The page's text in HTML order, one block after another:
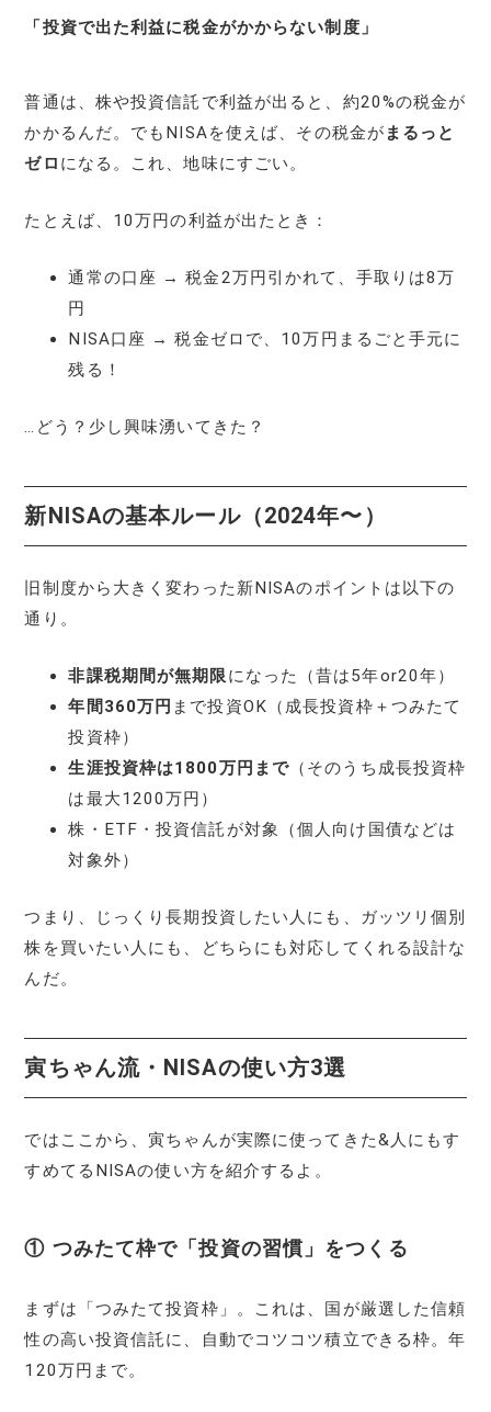
「投資で出た利益に税金がかからない制度」
普通は、株や投資信託で利益が出ると、約20%の税金が
かかるんだ。でもNISAを使えば、その税金が まるっと
ゼロ になる。これ、地味にすごい。
たとえば、10万円の利益が出たとき：
通常の口座 → 税金2万円引かれて、手取りは8万
円
NISA口座 → 税金ゼロで、10万円まるごと手元に
残る！
…どう？少し興味湧いてきた？
新NISAの基本ルール（2024年〜）
旧制度から大きく変わった新NISAのポイントは以下の
通り。
非課税期間が無期限になった（昔は5年or20年）
年間360万円 まで投資OK（成長投資枠＋つみたて
投資枠）
生涯投資枠は1800万円まで （そのうち成長投資枠
は最大1200万円）
株・ETF・投資信託が対象（個人向け国債などは
対象外）
つまり、じっくり長期投資したい人にも、ガッツリ個別
株を買いたい人にも、どちらにも対応してくれる設計な
んだ。
寅ちゃん流・NISAの使い方3選
ではここから、寅ちゃんが実際に使ってきた&人にもす
すめてるNISAの使い方を紹介するよ。
① つみたて枠で「投資の習慣」をつくる
まずは「つみたて投資枠」。これは、国が厳選した信頼
性の高い投資信託に、自動でコツコツ積立できる枠。年
120万円まで。